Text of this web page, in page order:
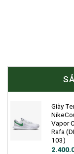
Giày
Vapor
Rafa
103)
Giá
Giá